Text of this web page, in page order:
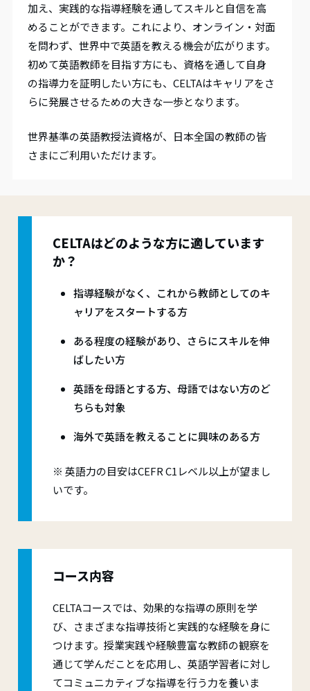
加え、実践的な指導経験を通してスキルと自信を高
めることができます。これにより、オンライン・対面
を問わず、世界中で英語を教える機会が広がります。
初めて英語教師を目指す方にも、資格を通して自身
の指導力を証明したい方にも、CELTAはキャリアをさ
らに発展させるための大きな一歩となります。
世界基準の英語教授法資格が、日本全国の教師の皆
さまにご利用いただけます。
CELTAはどのような方に適しています
か？
指導経験がなく、これから教師としてのキ
ャリアをスタートする方
ある程度の経験があり、さらにスキルを伸
ばしたい方
英語を母語とする方、母語ではない方のど
ちらも対象
海外で英語を教えることに興味のある方
※ 英語力の目安はCEFR C1レベル以上が望まし
いです。
コース内容
CELTAコースでは、効果的な指導の原則を学
び、さまざまな指導技術と実践的な経験を身に
つけます。授業実践や経験豊富な教師の観察を
通じて学んだことを応用し、英語学習者に対し
てコミュニカティブな指導を行う力を養いま